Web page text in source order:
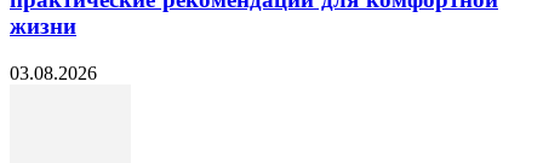
жизни
03.08.2026